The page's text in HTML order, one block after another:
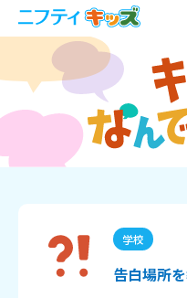
学校
告白場所